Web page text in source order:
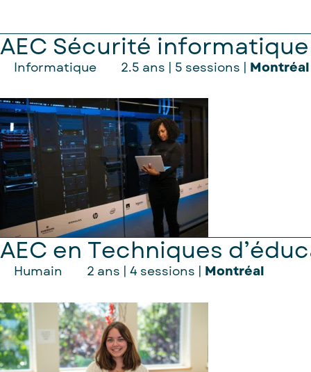
AEC Sécurité
Informatique 2.5 ans | 5 sessions | Montréal
AEC en Techniques
Humain 2 ans | 4 sessions | Montréal